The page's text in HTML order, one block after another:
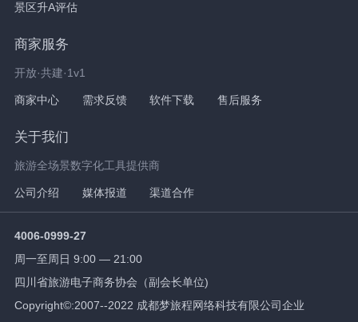
景区升A评估
商家服务
开放·共建·1v1
商家中心 需求反馈 软件下载 售后服务
关于我们
旅游全场景数字化工具提供商
公司介绍 媒体报道 渠道合作
4006-0999-27
周一至周日 9:00 — 21:00
四川省旅游电子商务协会（副会长单位)
Copyright©:2007--2022 成都梦旅程网络科技有限公司企业